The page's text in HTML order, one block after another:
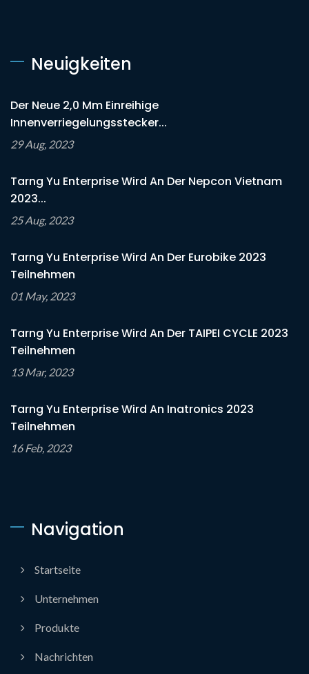
Neuigkeiten
Der Neue 2,0 Mm Einreihige
Innenverriegelungsstecker...
29 Aug, 2023
Tarng Yu Enterprise Wird An Der Nepcon Vietnam
2023...
25 Aug, 2023
Tarng Yu Enterprise Wird An Der Eurobike 2023
Teilnehmen
01 May, 2023
Tarng Yu Enterprise Wird An Der TAIPEI CYCLE 2023
Teilnehmen
13 Mar, 2023
Tarng Yu Enterprise Wird An Inatronics 2023
Teilnehmen
16 Feb, 2023
Navigation
Startseite
Unternehmen
Produkte
Nachrichten